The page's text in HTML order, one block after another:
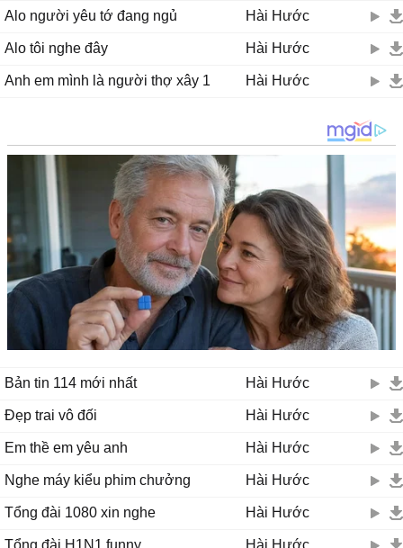
Alo người yêu tớ đang ngủ Hài Hước
Alo tôi nghe đây Hài Hước
Anh em mình là người thợ xây 1 Hài Hước
Bản tin 114 mới nhất Hài Hước
Đẹp trai vô đối Hài Hước
Em thề em yêu anh Hài Hước
Nghe máy kiểu phim chưởng Hài Hước
Tổng đài 1080 xin nghe Hài Hước
Tổng đài H1N1 funny Hài Hước